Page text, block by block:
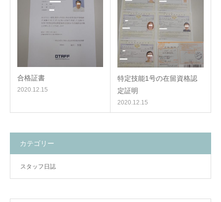
合格証書
2020.12.15
特定技能1号の在留資格認
定証明
2020.12.15
カテゴリー
スタッフ日誌